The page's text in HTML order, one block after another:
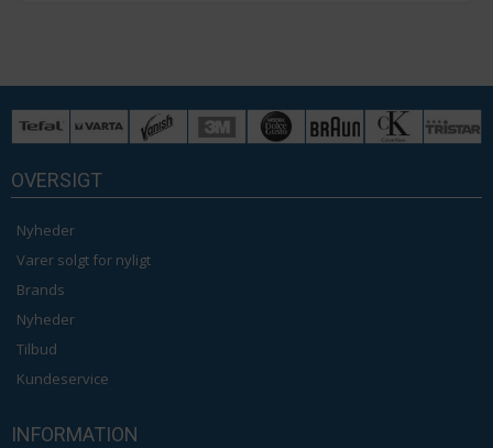
OVERSIGT
Nyheder
Varer solgt for nyligt
Brands
Nyheder
Tilbud
Kundeservice
INFORMATION